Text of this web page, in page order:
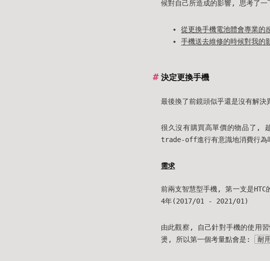
候對自己所造成的影響, 思考了一
從更換手機電池體會專業的
手機送去維修的時候對我的
決定更換手機
最後換了前鏡頭似乎還是沒有解
很久沒有購買高單價的物品了,
trade-off進行有意識地消費行為
需求
前兩支智慧型手機, 第一支是
4年(2017/01 - 2021/01)
由此觀察, 自己針對手機的使用
燙, 所以第一個考量點會是:
耐